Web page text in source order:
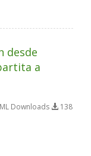
desde
a
Downloads
138